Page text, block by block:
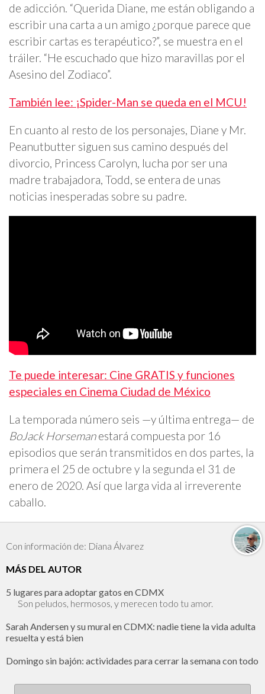
de adicción. “Querida Diane, me están obligando a
escribir una carta a un amigo ¿porque parece que
escribir cartas es terapéutico?”, se muestra en el
tráiler. “He escuchado que hizo maravillas por el
Asesino del Zodiaco”.
También lee: ¡Spider-Man se queda en el MCU!
En cuanto al resto de los personajes, Diane y Mr.
Peanutbutter siguen sus camino después del
divorcio, Princess Carolyn, lucha por ser una
madre trabajadora, Todd, se entera de unas
noticias inesperadas sobre su padre.
Te puede interesar: Cine GRATIS y funciones
especiales en Cinema Ciudad de México
La temporada número seis —y última entrega— de
BoJack Horsemanestará compuesta por 16
episodios que serán transmitidos en dos partes, la
primera el 25 de octubre y la segunda el 31 de
enero de 2020. Así que larga vida al irreverente
caballo.
Con información de: Diana Álvarez
MÁS DEL AUTOR
5 lugares para adoptar gatos en CDMX
Son peludos, hermosos, y merecen todo tu amor.
Sarah Andersen y su mural en CDMX: nadie tiene la vida adulta
resuelta y está bien
Domingo sin bajón: actividades para cerrar la semana con todo